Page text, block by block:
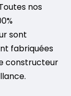
nos
sont
fabriquées
constructeur